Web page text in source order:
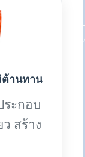
ต้านทาน
ระกอบ
สร้าง